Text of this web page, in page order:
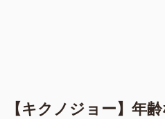
【キクノジョー】年